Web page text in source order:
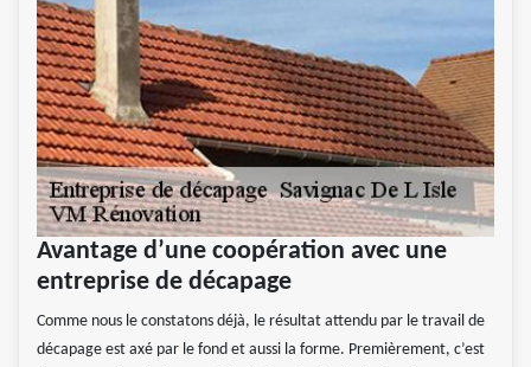
Avantage d’une coopération avec une
entreprise de décapage
Comme nous le constatons déjà, le résultat attendu par le travail de
décapage est axé par le fond et aussi la forme. Premièrement, c’est